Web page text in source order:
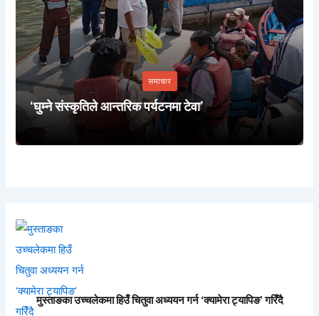
समाचार
‘घुम्ने संस्कृतिले आन्तरिक पर्यटनमा टेवा’
मुस्ताङका उच्चलेकमा हिउँ चितुवा अध्ययन गर्न ‘क्यामेरा ट्यापिङ’ गरिँदै